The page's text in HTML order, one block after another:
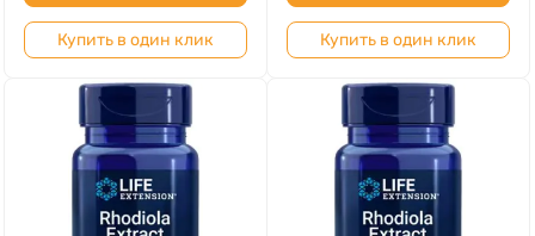
Купить в один клик Купить в один клик